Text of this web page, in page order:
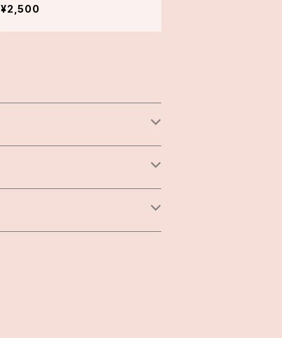
¥2,500